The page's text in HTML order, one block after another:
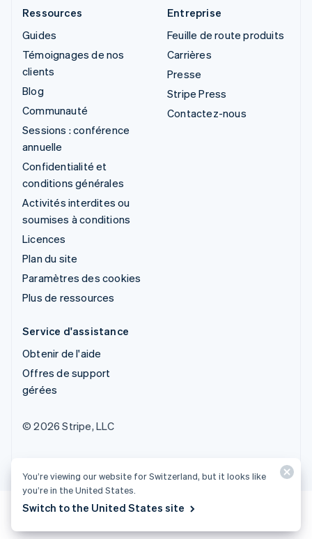
Ressources
Guides
Témoignages de nos
clients
Blog
Communauté
Sessions : conférence
annuelle
Confidentialité et
conditions générales
Activités interdites ou
soumises à conditions
Licences
Plan du site
Paramètres des cookies
Plus de ressources
Entreprise
Feuille de route produits
Carrières
Presse
Stripe Press
Contactez-nous
Service d'assistance
Obtenir de l'aide
Offres de support
gérées
© 2026 Stripe, LLC
You’re viewing our website for Switzerland, but it looks like
you’re in the United States.
Switch to the United States site